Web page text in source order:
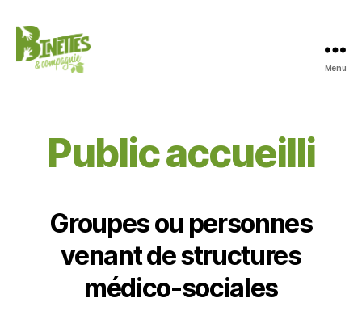
accueil
social
Menu
Public accueilli
Groupes ou personnes
venant de structures
médico-sociales